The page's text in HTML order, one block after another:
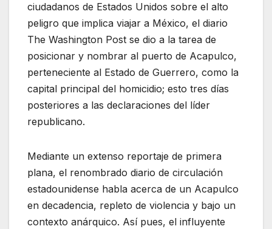
ciudadanos de Estados Unidos sobre el alto
peligro que implica viajar a México, el diario
The Washington Post se dio a la tarea de
posicionar y nombrar al puerto de Acapulco,
perteneciente al Estado de Guerrero, como la
capital principal del homicidio; esto tres días
posteriores a las declaraciones del líder
republicano.
Mediante un extenso reportaje de primera
plana, el renombrado diario de circulación
estadounidense habla acerca de un Acapulco
en decadencia, repleto de violencia y bajo un
contexto anárquico. Así pues, el influyente